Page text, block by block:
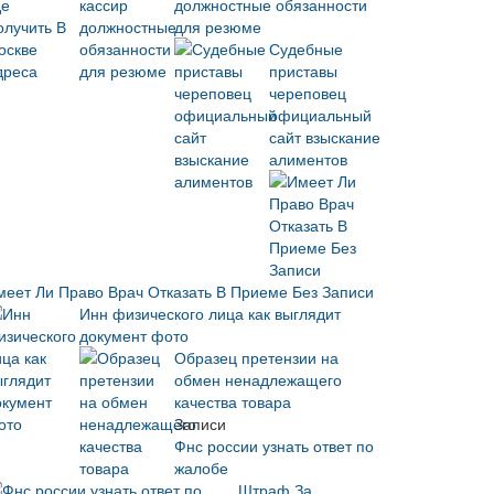
должностные обязанности
для резюме
Судебные
приставы
череповец
официальный
сайт взыскание
алиментов
Ли Право Врач Отказать В Приеме Без Записи
Инн физического лица как выглядит
документ фото
Образец претензии на
обмен ненадлежащего
качества товара
Записи
Фнс россии узнать ответ по
жалобе
Штраф За